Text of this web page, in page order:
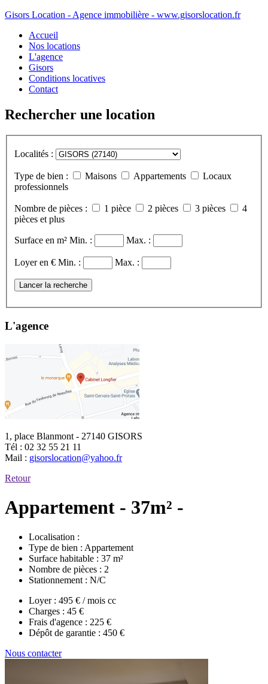
Gisors Location - Agence immobilière - www.gisorslocation.fr
Accueil
Nos locations
L'agence
Gisors
Conditions locatives
Contact
Rechercher une location
Localités :
Type de bien : Maisons Appartements
Locaux
professionnels
Nombre de pièces : 1 pièce 2 pièces 3 pièces
4
pièces et plus
Surface en m² Min. : Max. :
Loyer en € Min. : Max. :
Lancer la recherche
L'agence
1, place Blanmont - 27140 GISORS
Tél : 02 32 55 21 11
Mail : gisorslocation@yahoo.fr
Retour
Appartement - 37m² -
Localisation :
Type de bien : Appartement
Surface habitable : 37 m²
Nombre de pièces : 2
Stationnement : N/C
Loyer : 495 € / mois cc
Charges : 45 €
Frais d'agence : 225 €
Dépôt de garantie : 450 €
Nous contacter